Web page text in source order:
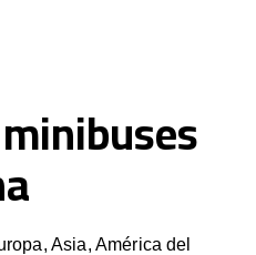
Asia, América del